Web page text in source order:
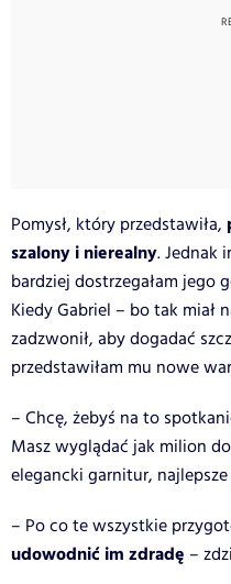
Pomysł, który przedstawiła,
szalony i nierealny. Jednak
bardziej dostrzegałam jego
Kiedy Gabriel – bo tak miał
zadzwonił, aby dogadać
przedstawiłam mu nowe
– Chcę, żebyś na to
Masz wyglądać jak milion
elegancki garnitur,
– Po co te wszystkie
udowodnić im zdradę –